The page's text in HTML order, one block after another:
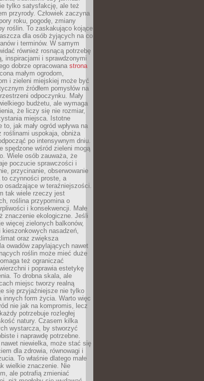
tylko satysfakcję, ale też
przyrody. Człowiek zaczyna
roku, pogodę, zmiany
roślin. To zaskakująco kojące
dla osób żyjących na co
i terminów. W samym
również rosnącą potrzebę
inspiracjami i sprawdzonymi
dobrze opracowana strona
małym ogrodom,
i zieleni miejskiej może być
źródłem pomysłów na
odpoczynku. Mały
budżetu, ale wymaga
że liczy się nie rozmiar,
miejsca. Istotne
jak mały ogród wpływa na
roślinami uspokaja, obniża
po intensywnym dniu.
spędzone wśród zieleni mogą
Wiele osób zauważa, że
poczucie sprawczości i
przycinanie, obserwowanie
czynności proste, a
osadzające w teraźniejszości.
tak wiele rzeczy jest
roślina przypomina o
i konsekwencji. Małe
znaczenie ekologiczne. Jeśli
więcej zielonych balkonów,
kieszonkowych nasadzeń,
oraz zwiększa
owadów zapylających nawet
roślin może mieć duże
też ograniczać
i poprawia estetykę
To drobna skala, ale
miejsc tworzy realną
się przyjaźniejsze nie tylko
innych form życia. Warto więc
nie jak na kompromis, lecz
potrzebuje rozległej
natury. Czasem kilka
wystarcza, by stworzyć
i naprawdę potrzebne.
niewielka, może stać się
dla zdrowia, równowagi i
To właśnie dlatego małe
wielkie znaczenie. Nie
ale potrafią zmieniać